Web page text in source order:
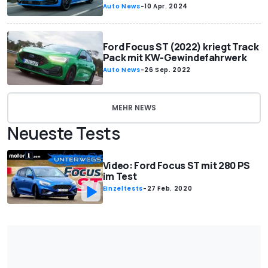
Auto News-10 Apr. 2024
Ford Focus ST (2022) kriegt Track
Pack mit KW-Gewindefahrwerk
Auto News-26 Sep. 2022
MEHR NEWS
Neueste Tests
Video: Ford Focus ST mit 280 PS
im Test
Einzeltests- 27 Feb. 2020